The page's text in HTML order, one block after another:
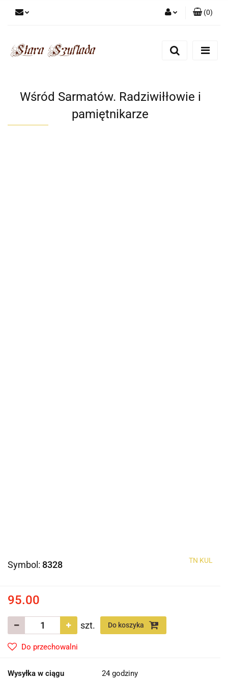
Zarejestruj się
(0)
Wśród Sarmatów. Radziwiłłowie i
pamiętnikarze
Symbol: 8328 TN KUL
95.00
szt. Do koszyka
Do przechowalni
Wysyłka w ciągu 24 godziny